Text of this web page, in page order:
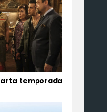
temporada